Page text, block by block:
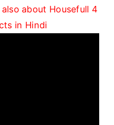
about Housefull 4
in Hindi